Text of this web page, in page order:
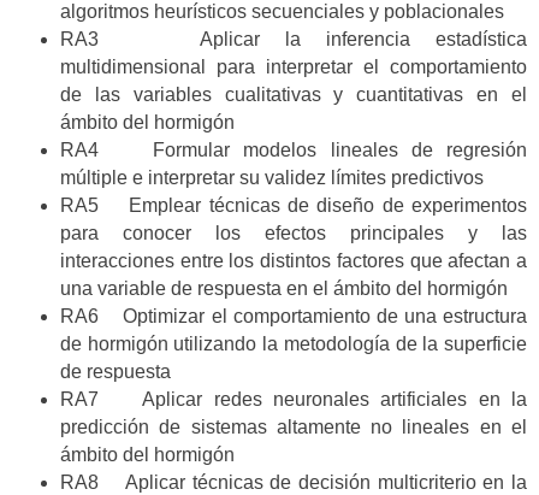
algoritmos heurísticos secuenciales y poblacionales
RA3 Aplicar la inferencia estadística
multidimensional para interpretar el comportamiento
de las variables cualitativas y cuantitativas en el
ámbito del hormigón
RA4 Formular modelos lineales de regresión
múltiple e interpretar su validez límites predictivos
RA5 Emplear técnicas de diseño de experimentos
para conocer los efectos principales y las
interacciones entre los distintos factores que afectan a
una variable de respuesta en el ámbito del hormigón
RA6 Optimizar el comportamiento de una estructura
de hormigón utilizando la metodología de la superficie
de respuesta
RA7 Aplicar redes neuronales artificiales en la
predicción de sistemas altamente no lineales en el
ámbito del hormigón
RA8 Aplicar técnicas de decisión multicriterio en la